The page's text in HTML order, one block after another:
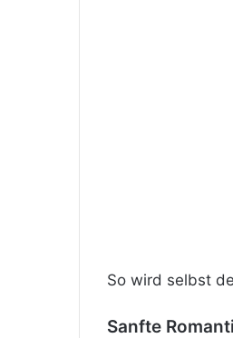
So wird selbst
Sanfte